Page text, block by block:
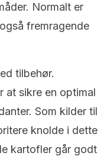
Normalt er
fremragende
tilbehør.
at sikre en optimal
Som kilder til
knolde i dette
kartofler går godt